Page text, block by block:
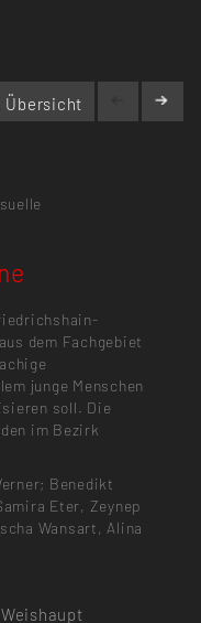
Übersicht
dem Fachgebiet
junge Menschen
soll. Die
im Bezirk
Benedikt
Eter, Zeynep
Wansart, Alina